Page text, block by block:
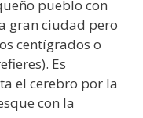
pueblo con
gran ciudad pero
centígrados o
Es
el cerebro por la
con la